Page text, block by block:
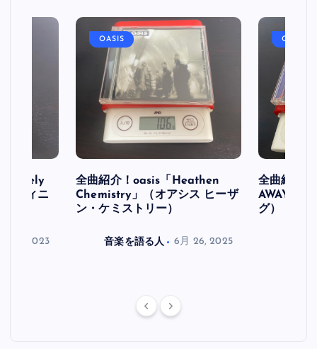
フィニ
30, 2023
OASIS
全曲紹介！oasis「Heathen
Chemistry」（オアシス ヒーザ
ン・ケミストリー）
音楽を語る人 6月 26, 2025
OASIS
全曲紹介
AWAY」
グ）